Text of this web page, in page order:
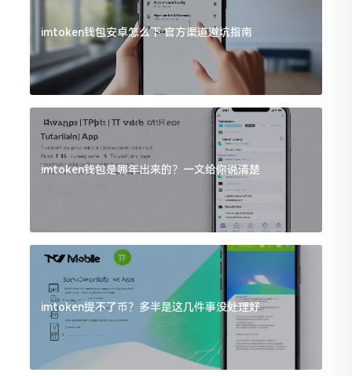
imtoken钱包安卓怎么下 官方渠道避坑指南
imtoken钱包是哪年出来的？一文给你说清楚
imtoken提不了币？多半是这几件事没处理好